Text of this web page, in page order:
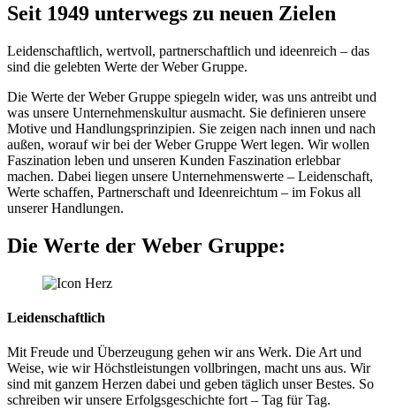
Seit 1949 unterwegs zu neuen Zielen
Leidenschaftlich, wertvoll, partnerschaftlich und ideenreich – das
sind die gelebten Werte der Weber Gruppe.
Die Werte der Weber Gruppe spiegeln wider, was uns antreibt und
was unsere Unternehmenskultur ausmacht. Sie definieren unsere
Motive und Handlungsprinzipien. Sie zeigen nach innen und nach
außen, worauf wir bei der Weber Gruppe Wert legen. Wir wollen
Faszination leben und unseren Kunden Faszination erlebbar
machen. Dabei liegen unsere Unternehmenswerte – Leidenschaft,
Werte schaffen, Partnerschaft und Ideenreichtum – im Fokus all
unserer Handlungen.
Die Werte der Weber Gruppe:
Leidenschaftlich
Mit Freude und Überzeugung gehen wir ans Werk. Die Art und
Weise, wie wir Höchstleistungen vollbringen, macht uns aus. Wir
sind mit ganzem Herzen dabei und geben täglich unser Bestes. So
schreiben wir unsere Erfolgsgeschichte fort – Tag für Tag.